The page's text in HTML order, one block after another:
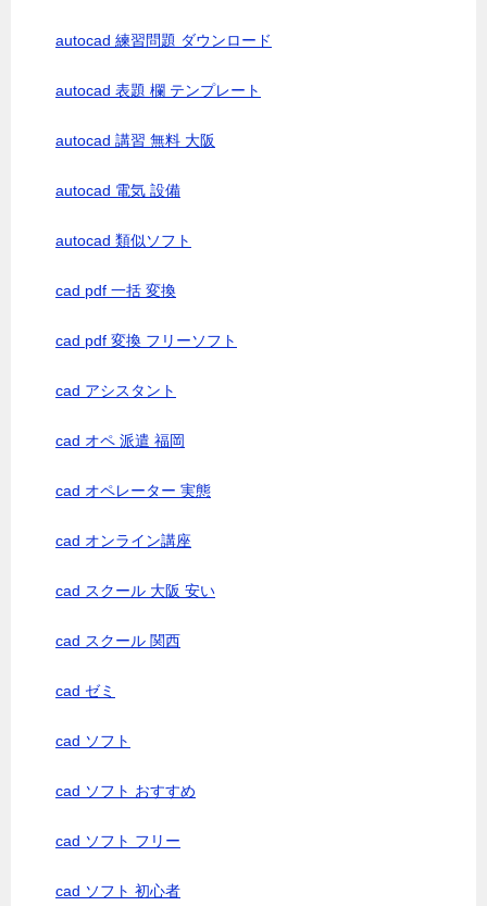
autocad 練習問題 ダウンロード
autocad 表題 欄 テンプレート
autocad 講習 無料 大阪
autocad 電気 設備
autocad 類似ソフト
cad pdf 一括 変換
cad pdf 変換 フリーソフト
cad アシスタント
cad オペ 派遣 福岡
cad オペレーター 実態
cad オンライン講座
cad スクール 大阪 安い
cad スクール 関西
cad ゼミ
cad ソフト
cad ソフト おすすめ
cad ソフト フリー
cad ソフト 初心者